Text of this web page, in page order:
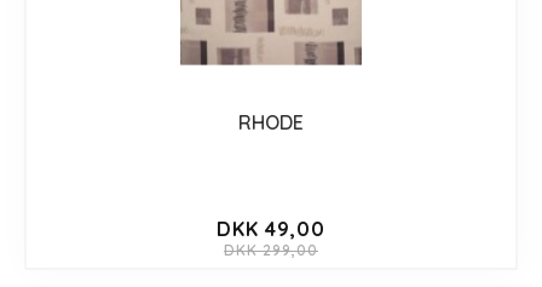
RHODE
DKK 49,00
DKK 299,00